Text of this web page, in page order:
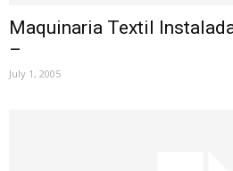
Maquinaria Textil
–
July 1, 2005